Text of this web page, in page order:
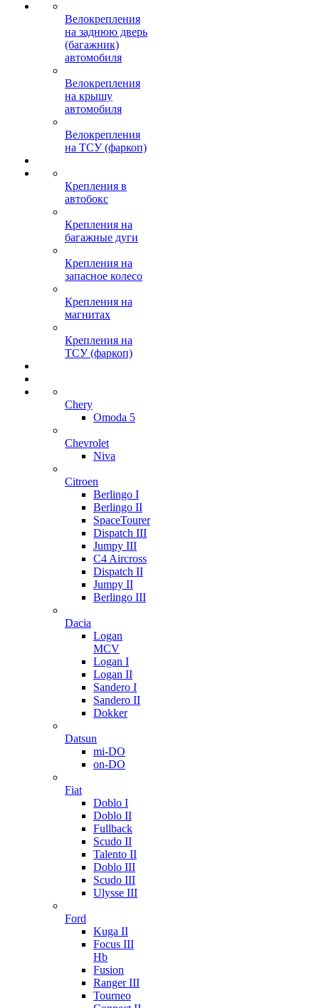
Велокрепления
на заднюю дверь
(багажник)
автомобиля
Велокрепления
на крышу
автомобиля
Велокрепления
на ТСУ (фаркоп)
Крепления в
автобокс
Крепления на
багажные дуги
Крепления на
запасное колесо
Крепления на
магнитах
Крепления на
ТСУ (фаркоп)
Chery
Omoda 5
Chevrolet
Niva
Citroen
Berlingo I
Berlingo II
SpaceTourer
Dispatch III
Jumpy III
C4 Aircross
Dispatch II
Jumpy II
Berlingo III
Dacia
Logan
MCV
Logan I
Logan II
Sandero I
Sandero II
Dokker
Datsun
mi-DO
on-DO
Fiat
Doblo I
Doblo II
Fullback
Scudo II
Talento II
Doblo III
Scudo III
Ulysse III
Ford
Kuga II
Focus III
Hb
Fusion
Ranger III
Tourneo